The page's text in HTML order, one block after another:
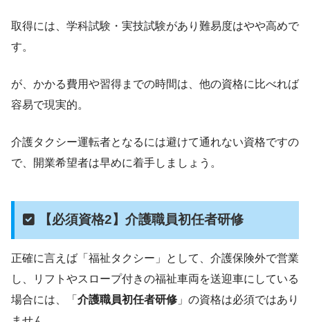
取得には、学科試験・実技試験があり難易度はやや高めで
す。
が、かかる費用や習得までの時間は、他の資格に比べれば
容易で現実的。
介護タクシー運転者となるには避けて通れない資格ですの
で、開業希望者は早めに着手しましょう。
【必須資格2】介護職員初任者研修
正確に言えば「福祉タクシー」として、介護保険外で営業
し、リフトやスロープ付きの福祉車両を送迎車にしている
場合には、「 介護職員初任者研修 」の資格は必須ではあり